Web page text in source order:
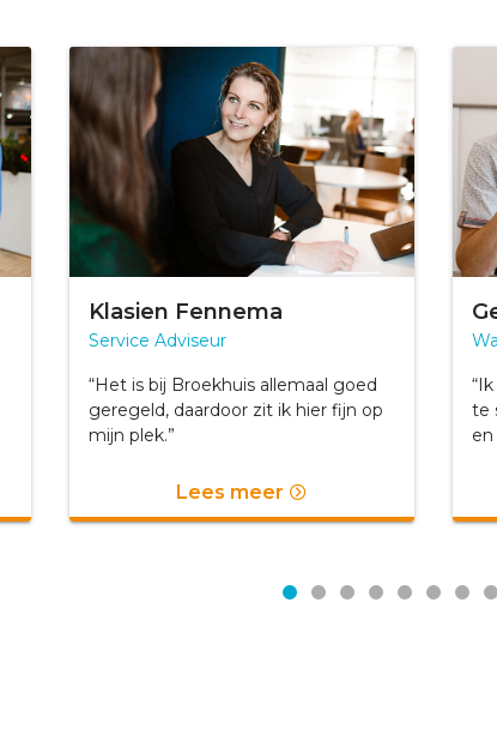
Klasien Fennema
Service Adviseur
“Het is bij Broekhuis allemaal goed
geregeld, daardoor zit ik hier fijn op
mijn plek.”
Lees meer
te